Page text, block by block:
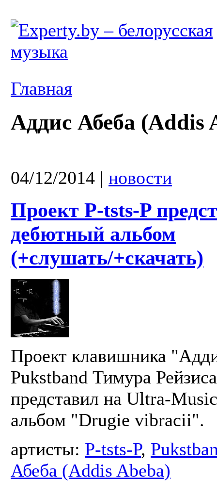
Главная
Аддис Абеба (Addis
04/12/2014 | новости
Проект P-tsts-P
дебютный альбом
(+слушать/+скачать)
Проект клавишника
Pukstband Тимура
представил на Ultra-
альбом "Drugie vibracii".
артисты: P-tsts-P,
Абеба (Addis Abeba)